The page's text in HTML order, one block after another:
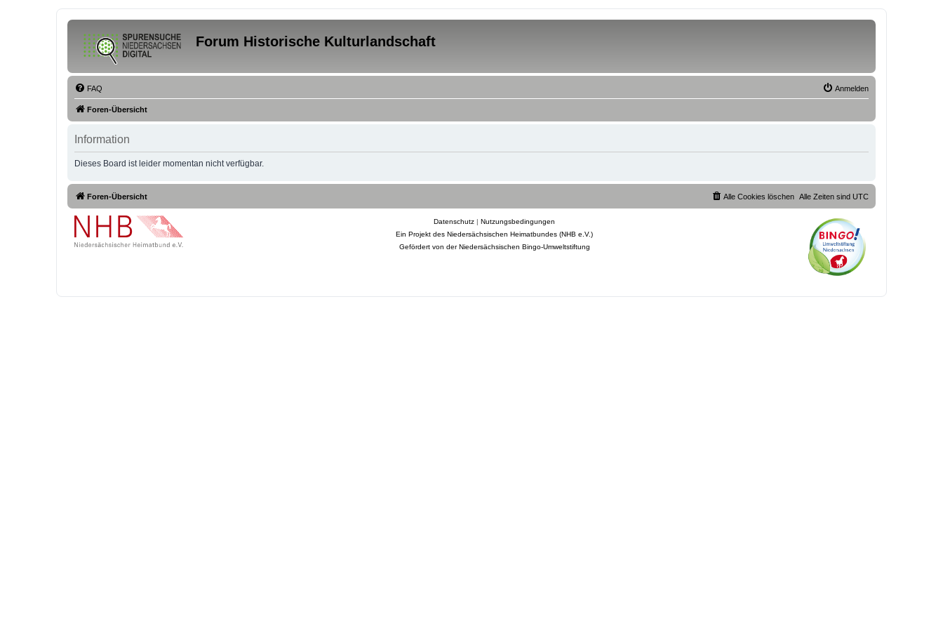
Forum Historische Kulturlandschaft
FAQ Anmelden
Foren-Übersicht
Information
Dieses Board ist leider momentan nicht verfügbar.
Foren-Übersicht Alle Zeiten sind UTC
Alle Cookies löschen
Datenschutz | Nutzungsbedingungen
Ein Projekt des Niedersächsischen Heimatbundes (NHB e.V.)
Gefördert von der Niedersächsischen Bingo-Umweltstiftung